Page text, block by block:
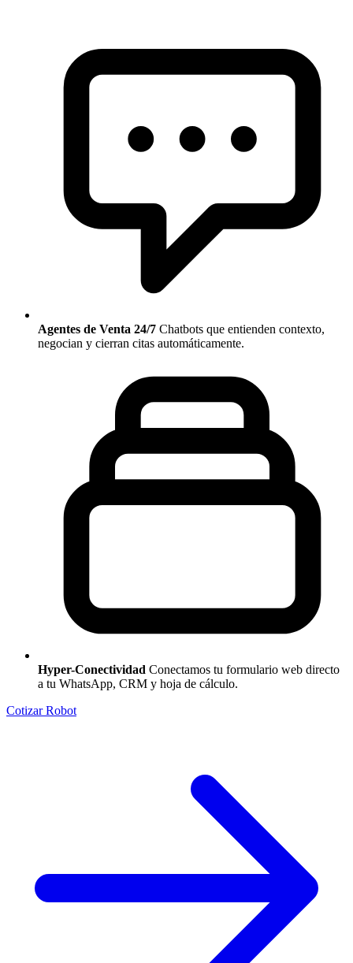
Agentes de Venta 24/7 Chatbots que entienden contexto,
negocian y cierran citas automáticamente.
Hyper-Conectividad Conectamos tu formulario web directo
a tu WhatsApp, CRM y hoja de cálculo.
Cotizar Robot